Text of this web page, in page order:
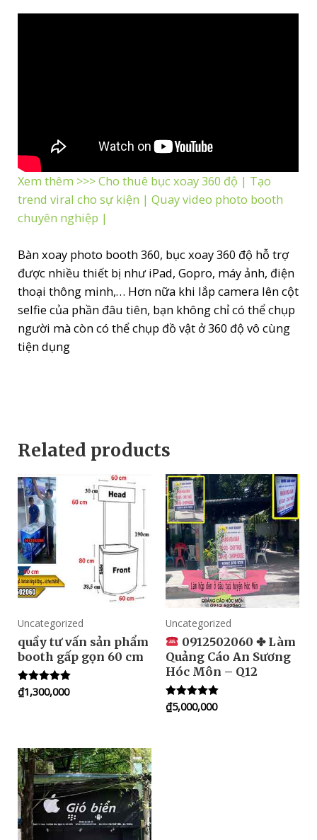
Xem thêm >>> Cho thuê bục xoay 360 độ | Tạo
trend viral cho sự kiện | Quay video photo booth
chuyên nghiệp |
Bàn xoay photo booth 360, bục xoay 360 độ hỗ trợ
được nhiều thiết bị như iPad, Gopro, máy ảnh, điện
thoại thông minh,… Hơn nữa khi lắp camera lên cột
selfie của phần đâu tiên, bạn không chỉ có thể chụp
người mà còn có thể chụp đồ vật ở 360 độ vô cùng
tiện dụng
Related products
Uncategorized
quầy tư vấn sản phẩm
booth gấp gọn 60 cm
Rated
5.00
₫1,300,000
Uncategorized
0912502060 ✤ Làm
Quảng Cáo An Sương
Hóc Môn – Q12
Rated
5.00
₫5,000,000